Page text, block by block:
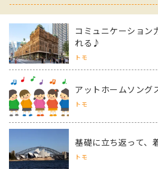
コミュニケーション
れる♪
トモ
アットホームソング
トモ
基礎に立ち返って、
トモ